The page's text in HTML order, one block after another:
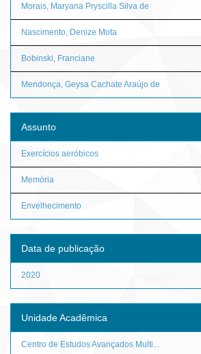
Morais, Maryana Pryscilla Silva de
Nascimento, Denize Mota
Bobinski, Franciane
Mendonça, Geysa Cachate Araújo de
Assunto
Exercícios aeróbicos
Memória
Envelhecimento
Data de publicação
2020
Unidade Acadêmica
Centro de Estudos Avançados Multi...